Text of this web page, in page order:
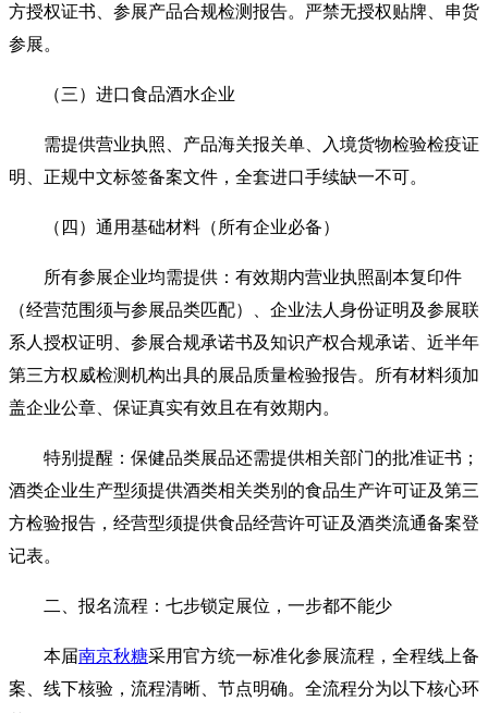
方授权证书、参展产品合规检测报告。严禁无授权贴牌、串货
参展。
（三）进口食品酒水企业
需提供营业执照、产品海关报关单、入境货物检验检疫证
明、正规中文标签备案文件，全套进口手续缺一不可。
（四）通用基础材料（所有企业必备）
所有参展企业均需提供：有效期内营业执照副本复印件
（经营范围须与参展品类匹配）、企业法人身份证明及参展联
系人授权证明、参展合规承诺书及知识产权合规承诺、近半年
第三方权威检测机构出具的展品质量检验报告。所有材料须加
盖企业公章、保证真实有效且在有效期内。
特别提醒：保健品类展品还需提供相关部门的批准证书；
酒类企业生产型须提供酒类相关类别的食品生产许可证及第三
方检验报告，经营型须提供食品经营许可证及酒类流通备案登
记表。
二、报名流程：七步锁定展位，一步都不能少
本届南京秋糖采用官方统一标准化参展流程，全程线上备
案、线下核验，流程清晰、节点明确。全流程分为以下核心环